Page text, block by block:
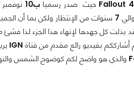
Fallout 4 حيث صدر رسميا ب10 نوفمبر
7 سنوات من الإنتظار ولكن بما أن
قد بذلت كل جهدها لإنهاء هذا الجزء لذا
أشارككم بفيديو رائع مقدم من قناة IGN
والذي هو واضح لكم كوضوح الشمس